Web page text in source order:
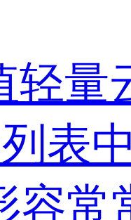
轻量
表
容